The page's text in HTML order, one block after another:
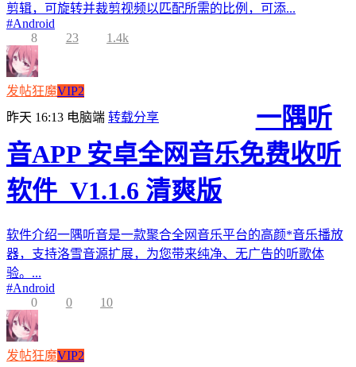
剪辑，可旋转并裁剪视频以匹配所需的比例，可添...
#Android
8
23 1.4k
发帖狂魔VIP2
昨天 16:13 电脑端 转载分享
一隅听
音APP 安卓全网音乐免费收听
软件_V1.1.6 清爽版
软件介绍一隅听音是一款聚合全网音乐平台的高颜*音乐播放
器，支持洛雪音源扩展，为您带来纯净、无广告的听歌体
验。...
#Android
0
0 10
发帖狂魔VIP2